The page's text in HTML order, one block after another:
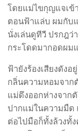
โดยแม่ไขกุญแจเข้
ตอนฟ้าแล่บ ผมกับ
นั่งเล่นดูทีวี ปรกฎว่
กระโดดมากอดผม
ฟ้ายังร้องเสียงดัง
กลิ่นความหอมจาก
แม่ดึงออกห่างจาก
ปากแม่ในความมื
ต่อไปมือก็ทั้งล้วงทั้